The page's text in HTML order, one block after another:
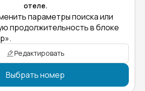
отеле.
параметры поиска или
продолжительность в блоке
Редактировать
Выбрать номер